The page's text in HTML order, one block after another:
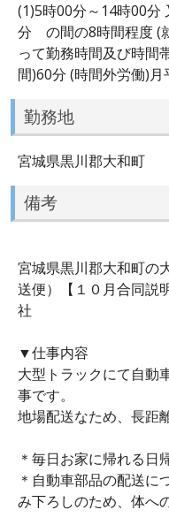
(1)5時00分～14時00
分 の間の8時間程度 (
って勤務時間及び時間
間)60分 (時間外労働)月
勤務地
宮城県黒川郡大和町
備考
宮城県黒川郡大和町の
送便）【１０月合同説
社
▼仕事内容
大型トラックにて自動
事です。
地場配送なため、長距
＊毎日お家に帰れる日
＊自動車部品の配送に
み下ろしのため、体へ